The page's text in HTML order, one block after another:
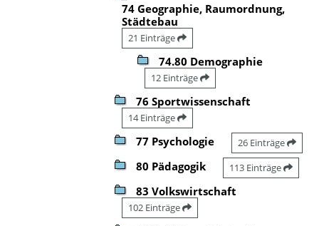
74 Geographie, Raumordnung,
Städtebau
21 Einträge
74.80 Demographie
12 Einträge
76 Sportwissenschaft
14 Einträge
77 Psychologie 26 Einträge
80 Pädagogik 113 Einträge
83 Volkswirtschaft
102 Einträge